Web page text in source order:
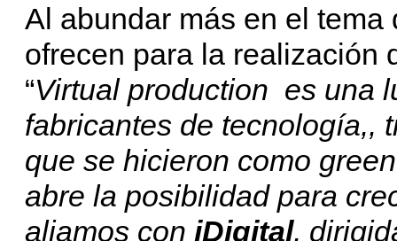
Al abundar más en el
ofrecen para la realización
“Virtual production es una
fabricantes de tecnología,,
que se hicieron como
abre la posibilidad para
aliamos con iDigital,